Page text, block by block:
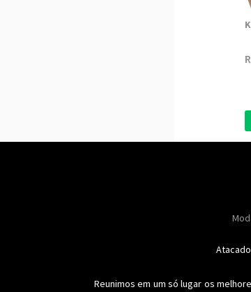
Especial natal
Moda
Reunimos em um só lugar os